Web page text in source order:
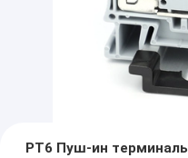
PT6 Пуш-ин